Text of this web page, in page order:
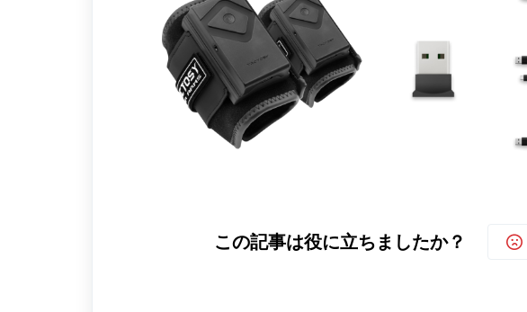
この記事は役に立ちましたか？